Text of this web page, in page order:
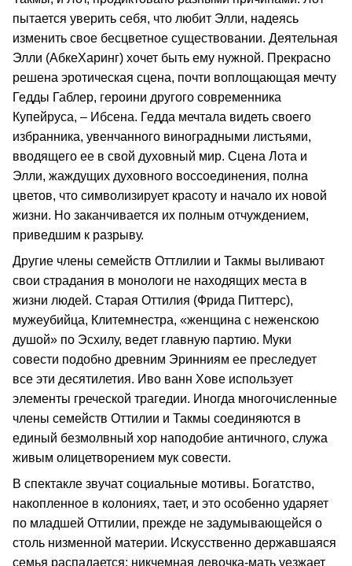
пытается уверить себя, что любит Элли, надеясь
изменить свое бесцветное существовании. Деятельная
Элли (АбкеХаринг) хочет быть ему нужной. Прекрасно
решена эротическая сцена, почти воплощающая мечту
Гедды Габлер, героини другого современника
Купейруса, – Ибсена. Гедда мечтала видеть своего
избранника, увенчанного виноградными листьями,
вводящего ее в свой духовный мир. Сцена Лота и
Элли, жаждущих духовного воссоединения, полна
цветов, что символизирует красоту и начало их новой
жизни. Но заканчивается их полным отчуждением,
приведшим к разрыву.
Другие члены семейств Оттлилии и Такмы выливают
свои страдания в монологи не находящих места в
жизни людей. Старая Оттилия (Фрида Питтерс),
мужеубийца, Клитемнестра, «женщина с неженскою
душой» по Эсхилу, ведет главную партию. Муки
совести подобно древним Эринниям ее преследует
все эти десятилетия. Иво ванн Хове использует
элементы греческой трагедии. Иногда многочисленные
члены семейств Оттилии и Такмы соединяются в
единый безмолвный хор наподобие античного, служа
живым олицетворением мук совести.
В спектакле звучат социальные мотивы. Богатство,
накопленное в колониях, тает, и это особенно ударяет
по младшей Оттилии, прежде не задумывающейся о
столь низменной материи. Искусственно державшаяся
семья распадается: никчемная девочка-мать уезжает